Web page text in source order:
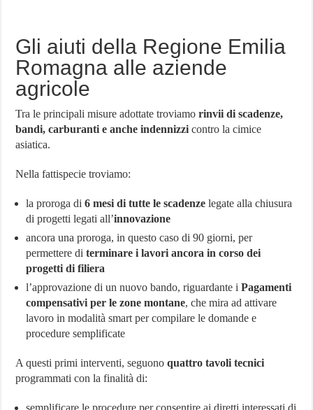
Gli aiuti della Regione Emilia
Romagna alle aziende
agricole
Tra le principali misure adottate troviamorinvii di scadenze,
bandi, carburanti e anche indennizzi contro la cimice
asiatica.
Nella fattispecie troviamo:
la proroga di6 mesi di tutte le scadenze legate alla chiusura
di progetti legati all’innovazione
ancora una proroga, in questo caso di 90 giorni, per
permettere diterminare i lavori ancora in corso dei
progetti di filiera
l’approvazione di un nuovo bando, riguardante iPagamenti
compensativi per le zone montane, che mira ad attivare
lavoro in modalità smart per compilare le domande e
procedure semplificate
A questi primi interventi, seguonoquattro tavoli tecnici
programmati con la finalità di:
semplificare le procedure per consentire ai diretti interessati di